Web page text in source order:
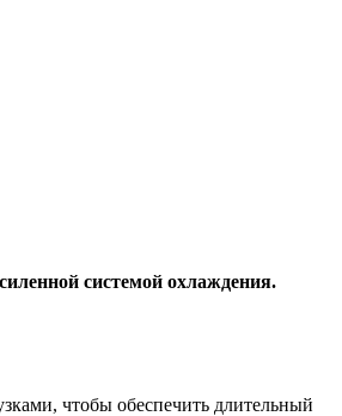
системой охлаждения.
чтобы обеспечить длительный